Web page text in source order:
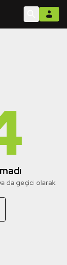
da geçici olarak